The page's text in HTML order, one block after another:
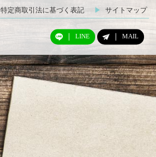
特定商取引法に基づく表記 ▶︎ サイトマップ
LINE MAIL